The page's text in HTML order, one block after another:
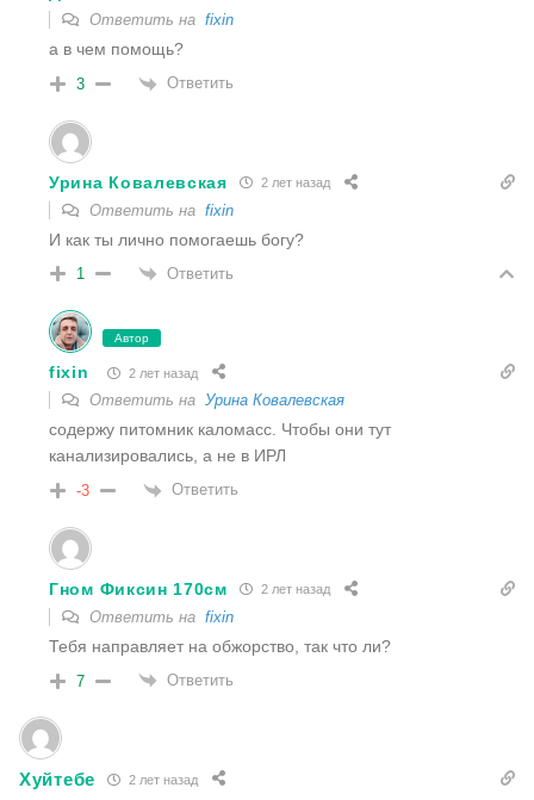
Ответить на fixin
а в чем помощь?
3 Ответить
Урина Ковалевская 2 лет назад
Ответить на fixin
И как ты лично помогаешь богу?
1 Ответить
Автор
fixin 2 лет назад
Ответить на Урина Ковалевская
содержу питомник каломасс. Чтобы они тут
канализировались, а не в ИРЛ
-3 Ответить
Гном Фиксин 170см 2 лет назад
Ответить на fixin
Тебя направляет на обжорство, так что ли?
7 Ответить
Хуйтебе 2 лет назад